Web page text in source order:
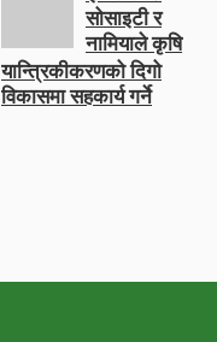
सोसाइटी र
नामियाले कृषि
यान्त्रिकीकरणको दिगो
विकासमा सहकार्य गर्ने